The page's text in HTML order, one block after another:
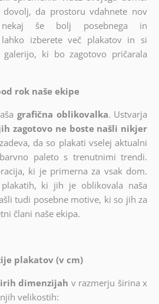
da prostoru vdahnete nov
še bolj posebnega in
lahko izberete več plakatov in si
ki bo zagotovo pričarala
rok naše ekipe
grafična oblikovalka. Ustvarja
zagotovo ne boste našli nikjer
da so plakati vselej aktualni
paleto s trenutnimi trendi.
ki je primerna za vsak dom.
ki jih je oblikovala naša
tudi posebne motive, ki so jih za
člani naše ekipa.
plakatov (v cm)
dimenzijah v razmerju širina x
velikostih: